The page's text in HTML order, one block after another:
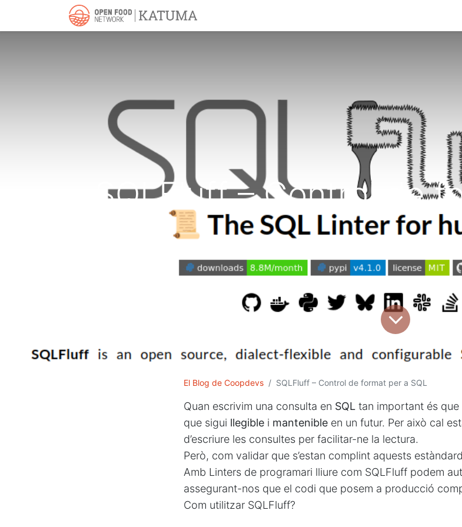
SQLFluff – Control de
El Blog de Coopdevs SQLFluff – Control de format per a SQL
Quan escrivim una consulta en SQL tan important és
que sigui llegible i mantenible en un futur. Per això cal
d’escriure les consultes per facilitar-ne la lectura.
Però, com validar que s’estan complint aquests
Amb Linters de programari lliure com SQLFluff podem
assegurant-nos que el codi que posem a producció
Com utilitzar SQLFluff?